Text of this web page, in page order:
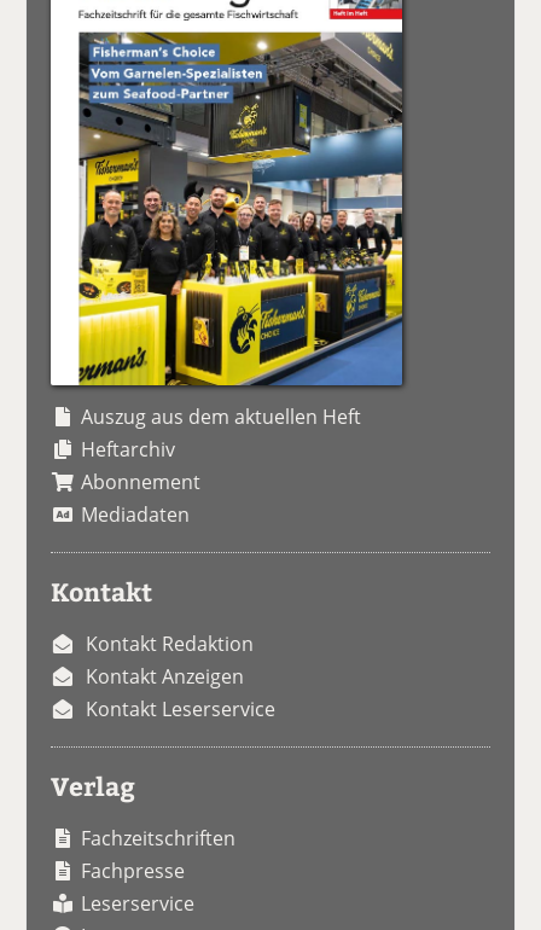
Auszug aus dem aktuellen Heft
Heftarchiv
Abonnement
Mediadaten
Kontakt
Kontakt Redaktion
Kontakt Anzeigen
Kontakt Leserservice
Verlag
Fachzeitschriften
Fachpresse
Leserservice